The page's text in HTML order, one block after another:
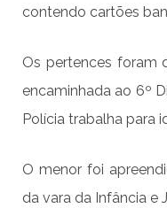
contendo cartões
Os pertences foram
encaminhada ao 6º
Polícia trabalha para
O menor foi
da vara da Infância e